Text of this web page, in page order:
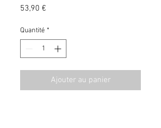
53,90 €
Quantité *
Ajouter au panier